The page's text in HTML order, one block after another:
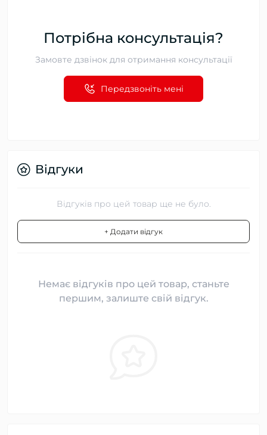
Потрібна консультація?
Замовте дзвінок для отримання консультації
Передзвоніть мені
Відгуки
Відгуків про цей товар ще не було.
+ Додати відгук
Немає відгуків про цей товар, станьте
першим, залиште свій відгук.